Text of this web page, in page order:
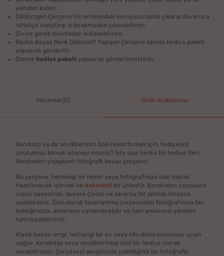
yeniden kullan.
Dikdörtgen Çerçeve'nin arkasındaki koruyucu bandı çıkarıp duvarlara
rahatça yapıştırıp iz bırakmadan çıkarabilirsin.
Çiviye gerek duymadan kullanabilirsin.
Baskılı Beyaz Renk Dekoratif Yapışan Çerçeve özenle hediye paketi
yapılarak gönderilir.
Özenle hediye paketi yapılarak gönderilmektedir.
Yorumlar(0) Ürün Açıklaması
Kendinizi ya da sevdiklerinizi özel hissettirmek için, hediyenizi
unutulmaz kılmak istemez misiniz? İşte size harika bir hediye fikri:
Kendinden yapışkanlı fotoğraflı beyaz çerçeve!
Bu çerçeve, herhangi bir resim veya fotoğrafınıza özel olarak
hazırlanacak işlevsel ve dekoratif bir üründür. Kendinden yapışkanlı
yapısı sayesinde, duvara çivisiz ve zararsız bir şekilde kolayca
asabilirsiniz. Özel olarak tasarlanmış çerçevedeki fotoğrafınıza her
baktığınızda, anılarınızı canlandırabilir ve özel anılarınızı yeniden
hatırlayabilirsiniz.
Klasik beyaz rengi, herhangi bir ev veya ofis dekorasyonuna uyum
sağlar. Kendinize veya sevdiklerinize özel bir hediye olarak
sunabilirsiniz. Çerçeveyi sevgilinizle çekildiğiniz bir fotoğrafla